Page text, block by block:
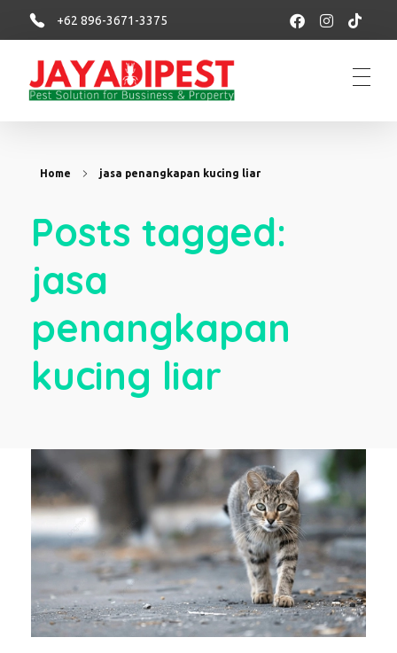
+62 896-3671-3375
Jasa basmi hama rayap, tikus, nyamuk, kecoa
Home jasa penangkapan kucing liar
Posts tagged:
jasa
penangkapan
kucing liar